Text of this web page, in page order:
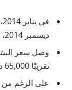
ديسمبر 2014، انخفض إلى حوالي 320 دولار.
وصل سعر
تقريبًا 65,000 دولار في أبريل 2021.
على الرغم من